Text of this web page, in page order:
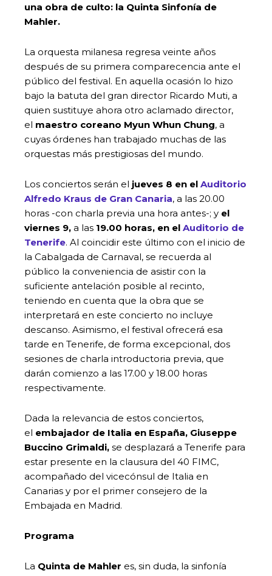
una obra de culto: la Quinta Sinfonía de
Mahler.
La orquesta milanesa regresa veinte años
después de su primera comparecencia ante el
público del festival. En aquella ocasión lo hizo
bajo la batuta del gran director Ricardo Muti, a
quien sustituye ahora otro aclamado director,
el maestro coreano Myun Whun Chung, a
cuyas órdenes han trabajado muchas de las
orquestas más prestigiosas del mundo.
Los conciertos serán el jueves 8 en el Auditorio
Alfredo Kraus de Gran Canaria, a las 20.00
horas -con charla previa una hora antes-; y el
viernes 9, a las 19.00 horas, en el Auditorio de
Tenerife. Al coincidir este último con el inicio de
la Cabalgada de Carnaval, se recuerda al
público la conveniencia de asistir con la
suficiente antelación posible al recinto,
teniendo en cuenta que la obra que se
interpretará en este concierto no incluye
descanso. Asimismo, el festival ofrecerá esa
tarde en Tenerife, de forma excepcional, dos
sesiones de charla introductoria previa, que
darán comienzo a las 17.00 y 18.00 horas
respectivamente.
Dada la relevancia de estos conciertos,
el embajador de Italia en España, Giuseppe
Buccino Grimaldi, se desplazará a Tenerife para
estar presente en la clausura del 40 FIMC,
acompañado del vicecónsul de Italia en
Canarias y por el primer consejero de la
Embajada en Madrid.
Programa
La Quinta de Mahler es, sin duda, la sinfonía